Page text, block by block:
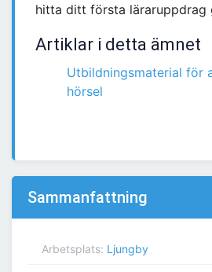
hitta ditt första läraruppdrag
Artiklar i detta ämnet
Utbildningsmaterial för
hörsel
Sammanfattning
Arbetsplats: Ljungby